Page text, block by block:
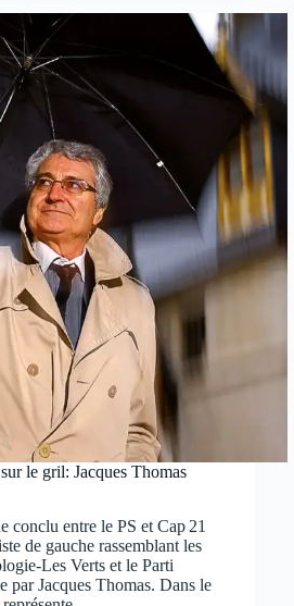
le gril: Jacques Thomas
conclu entre le PS et Cap 21
de gauche rassemblant les
Les Verts et le Parti
par Jacques Thomas. Dans le